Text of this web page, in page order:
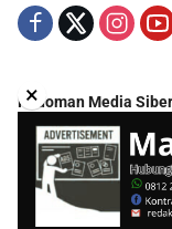
Pedoman Media Siber
Kontak Kami
Copyright © 2025 -
Hestek Media
×